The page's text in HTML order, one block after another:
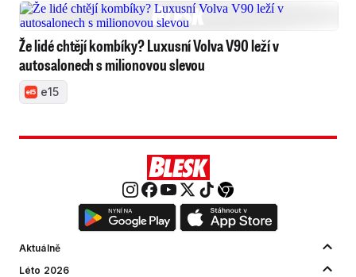
Že lidé chtějí kombíky? Luxusní Volva V90 leží v
autosalonech s milionovou slevou
e15
Aktuálně
Léto 2026